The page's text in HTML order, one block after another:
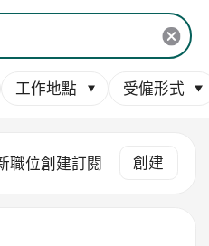
工作地點 受僱形式
職位創建訂閱 創建